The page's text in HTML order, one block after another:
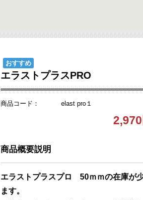
おすすめ
エラストプラスPRO
商品コード： elast pro１
商品概要説明
エラストプラスプロ 50ｍｍの在庫が
ます。